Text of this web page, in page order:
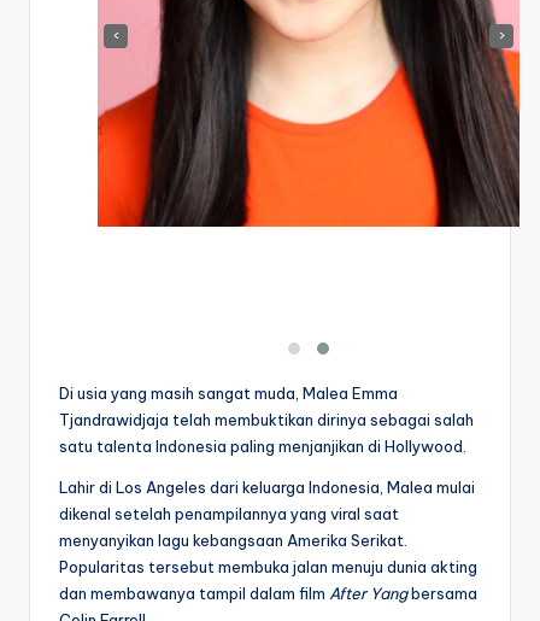
‹ ›
Di usia yang masih sangat muda, Malea Emma
Tjandrawidjaja telah membuktikan dirinya sebagai salah
satu talenta Indonesia paling menjanjikan di Hollywood.
Lahir di Los Angeles dari keluarga Indonesia, Malea mulai
dikenal setelah penampilannya yang viral saat
menyanyikan lagu kebangsaan Amerika Serikat.
Popularitas tersebut membuka jalan menuju dunia akting
dan membawanya tampil dalam film After Yangbersama